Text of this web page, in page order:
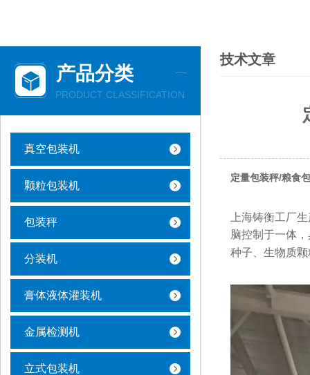
产品分类
PRODUCT CLASSIFICATION
真空包装机
颗粒包装机
包装秤
分装机
膏体液体灌装机
金属检测机
立式包装机
技术文章
定量包装秤/粮食
上海铸衡工厂
脑控制于一体
种子、生物质